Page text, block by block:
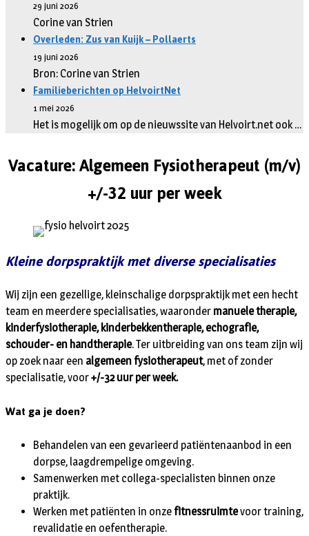
29 juni 2026
Corine van Strien
Overleden: Zus van Kuijk – Pollaerts
19 juni 2026
Bron: Corine van Strien
Familieberichten op HelvoirtNet
1 mei 2026
Het is mogelijk om op de nieuwssite van Helvoirt.net ook …
Vacature: Algemeen Fysiotherapeut (m/v)
+/-32 uur per week
Kleine dorpspraktijk met diverse specialisaties
Wij zijn een gezellige, kleinschalige dorpspraktijk met een hecht
team en meerdere specialisaties, waaronder manuele therapie,
kinderfysiotherapie, kinderbekkentherapie, echografie,
schouder- en handtherapie. Ter uitbreiding van ons team zijn wij
op zoek naar een algemeen fysiotherapeut, met of zonder
specialisatie, voor+/-32 uur per week.
Wat ga je doen?
Behandelen van een gevarieerd patiëntenaanbod in een
dorpse, laagdrempelige omgeving.
Samenwerken met collega-specialisten binnen onze
praktijk.
Werken met patiënten in onzefitnessruimtevoor training,
revalidatie en oefentherapie.